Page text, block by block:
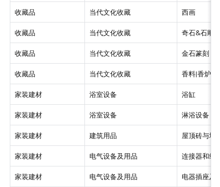
收藏品 当代文化收藏 西画
收藏品 当代文化收藏 奇石&石雕
收藏品 当代文化收藏 金石篆刻
收藏品 当代文化收藏 香料|香炉
家装建材 浴室设备 浴缸
家装建材 浴室设备 淋浴设备
家装建材 建筑用品 屋顶砖与地
家装建材 电气设备及用品 连接器和终
家装建材 电气设备及用品 电器插座及